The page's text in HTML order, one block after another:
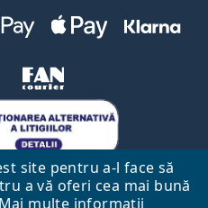
site pentru a-l face să
a vă oferi cea mai bună
Mai multe informații